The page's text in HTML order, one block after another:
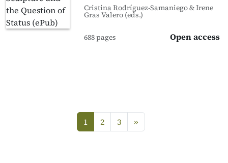
Cristina Rodríguez-Samaniego & Irene
Gras Valero (eds.)
688 pages Open access
1
2 3 »next